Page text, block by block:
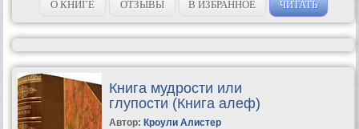
подробностях, этакий...
О КНИГЕ ОТЗЫВЫ В ИЗБРАННОЕ ЧИТАТЬ
Книга мудрости или
глупости (Книга алеф)
Автор: Кроули Алистер